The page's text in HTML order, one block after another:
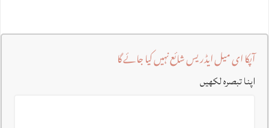
آپکا ای میل ایڈریس شائع نہیں کیا جائے گا
اپنا تبصرہ لکھیں